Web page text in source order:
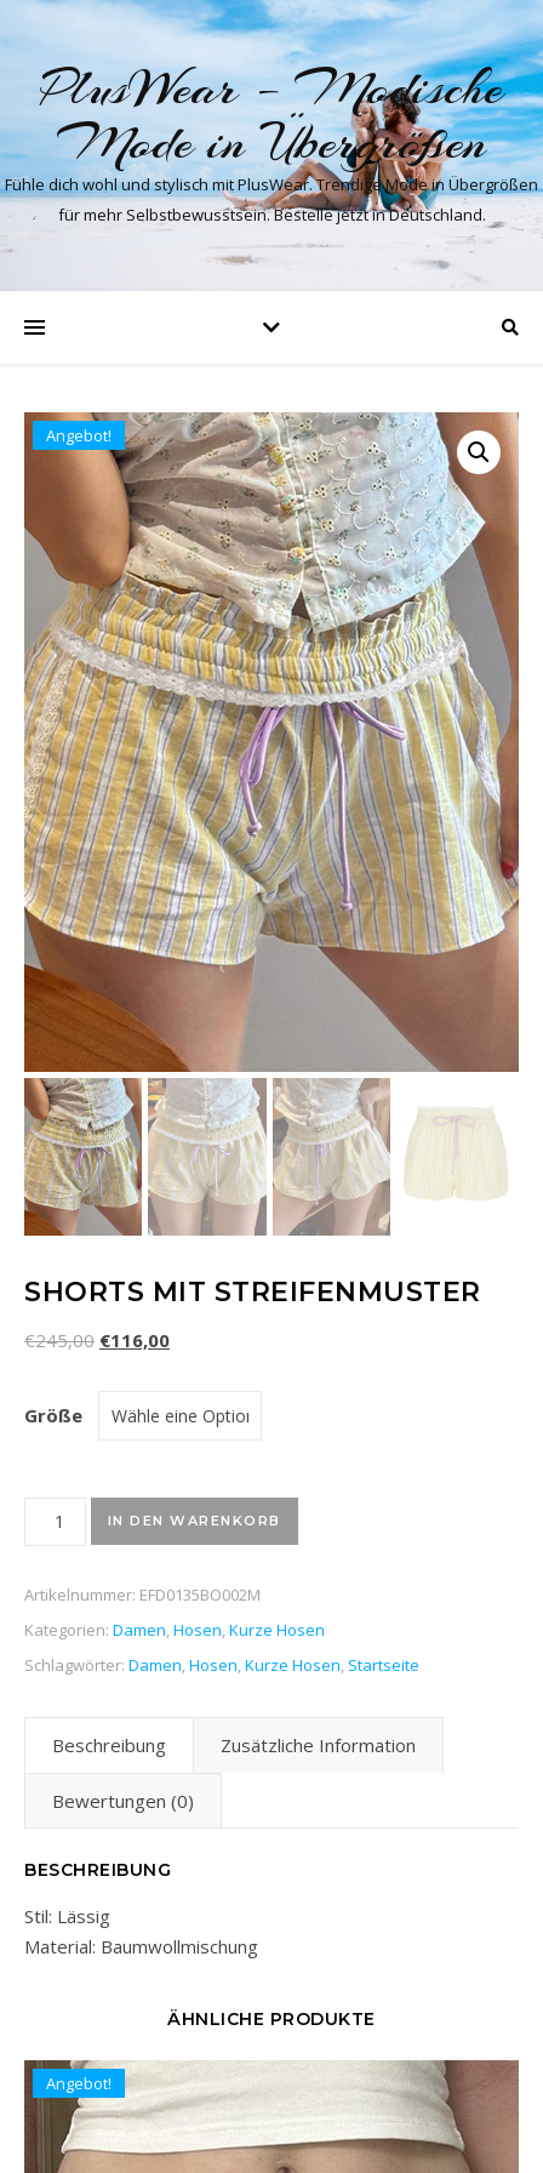
PlusWear – Modische
Mode in Übergrößen
Fühle dich wohl und stylisch mit PlusWear. Trendige Mode in Übergrößen
für mehr Selbstbewusstsein. Bestelle jetzt in Deutschland.
Angebot!
SHORTS MIT STREIFENMUSTER
€245,00 €116,00
Größe
Shorts mit Streifenmuster Menge
IN DEN WARENKORB
Artikelnummer: EFD0135BO002M
Kategorien: Damen,Hosen,Kurze Hosen
Schlagwörter: Damen,Hosen,Kurze Hosen, Startseite
Beschreibung Zusätzliche Information
Bewertungen (0)
BESCHREIBUNG
Stil: Lässig
Material: Baumwollmischung
ÄHNLICHE PRODUKTE
Angebot!